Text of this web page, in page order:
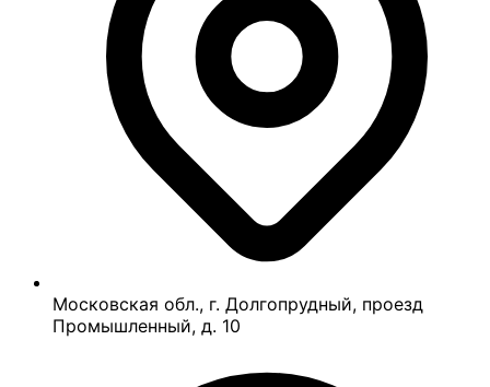
Московская обл., г. Долгопрудный, проезд
Промышленный, д. 10